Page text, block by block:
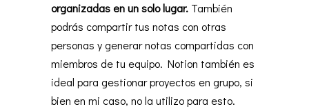
organizadas en un solo lugar. También
podrás compartir tus notas con otras
personas y generar notas compartidas con
miembros de tu equipo. Notion también es
ideal para gestionar proyectos en grupo, si
bien en mi caso, no la utilizo para esto.